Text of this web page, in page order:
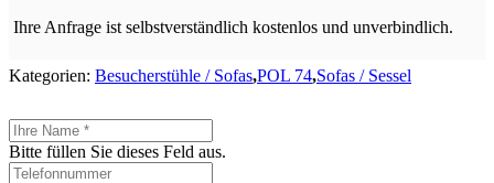
Ihre Anfrage ist selbstverständlich kostenlos und unverbindlich.
Kategorien: Besucherstühle / Sofas,POL 74,Sofas / Sessel
Bitte füllen Sie dieses Feld aus.